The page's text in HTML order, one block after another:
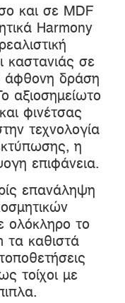
και σε MDF
Harmony
σε
άφθονη δράση
αξιοσημείωτο
φινέτσας
τεχνολογία
η
επιφάνεια.
επανάληψη
ολόκληρο το
τα καθιστά
τοίχοι με